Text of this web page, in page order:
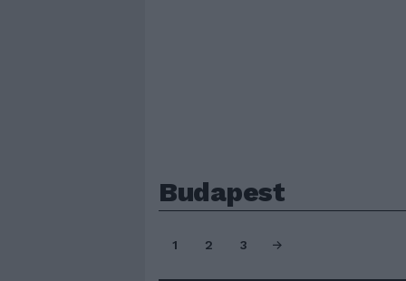
Budapest
1 2 3